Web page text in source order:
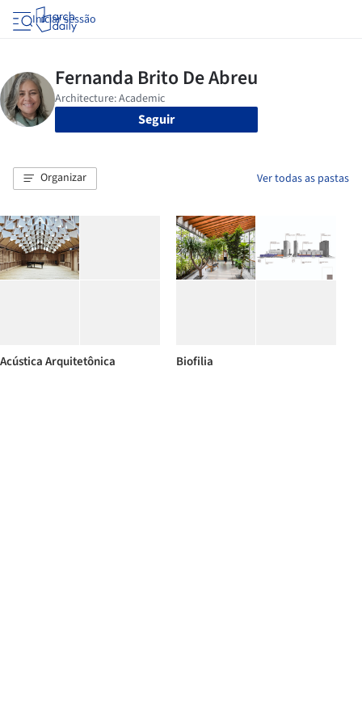
Iniciar sessão
Seguir
Organizar Ver todas as pastas
Acústica Arquitetônica Biofilia